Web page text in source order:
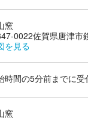
窯
0022佐賀県唐津市
を見る
時間の5分前までに受
窯